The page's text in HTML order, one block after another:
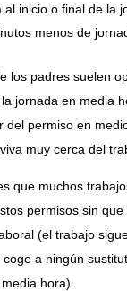
al inicio o final de la
menos de
los padres suelen
jornada en media
del permiso en
muy cerca del
que muchos
permisos sin que
(el trabajo
a ningún
hora).